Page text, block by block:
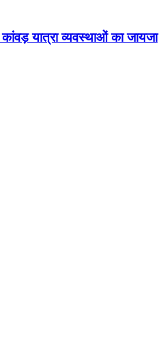
यात्रा व्यवस्थाओं का जायजा